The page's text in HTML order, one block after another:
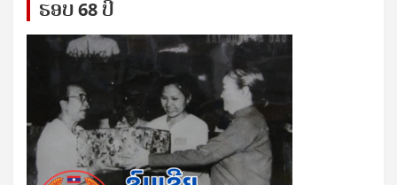
ຮອບ 68 ປິ